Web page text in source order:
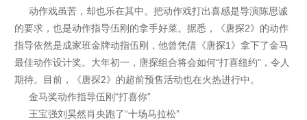
动作戏虽苦，却也乐在其中。把动作戏打出喜感是导演陈思诚
的要求，也是动作指导伍刚的拿手好菜。据悉，《唐探2》的动作
指导依然是成家班金牌动指伍刚，他曾凭借《唐探1》拿下了金马
最佳动作设计奖。大年初一，唐探组合将会如何“打喜纽约”，令人
期待。目前，《唐探2》的超前预售活动也在火热进行中。
金马奖动作指导伍刚“打喜你”
王宝强刘昊然肖央跑了“十场马拉松”